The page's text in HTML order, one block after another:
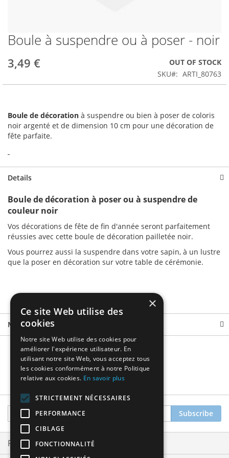
Skip
to
the
beginning
Boule à suspendre ou à poser - noir
3,49 €
OUT OF STOCK
SKU
ARTI_80763
Boule de décoration à suspendre ou bien à poser de coloris
noir argenté et de dimension 10 cm pour une décoration de
fête parfaite.
Details
Boule de décoration à poser ou à suspendre de
couleur noir
Vos décorations de fête de fin d'année seront parfaitement
réussies avec cette boule de décoration pailletée noir.
Vous pourrez aussi la suspendre dans votre sapin, à un lustre
que la poser en décoration sur votre table de cérémonie.
More Information
Sign
Up
for
Our
Newsletter:
Subscribe
Privacy and Cookie Policy
×
Ce site Web utilise des
cookies
Notre site Web utilise des cookies pour
améliorer l'expérience utilisateur. En
utilisant notre site Web, vous acceptez tous
les cookies conformément à notre Politique
relative aux cookies. En savoir plus
STRICTEMENT NÉCESSAIRES
PERFORMANCE
CIBLAGE
FONCTIONNALITÉ